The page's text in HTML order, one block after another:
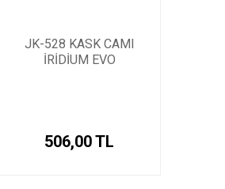
JK-528 KASK CAMI
İRİDİUM EVO
506,00 TL